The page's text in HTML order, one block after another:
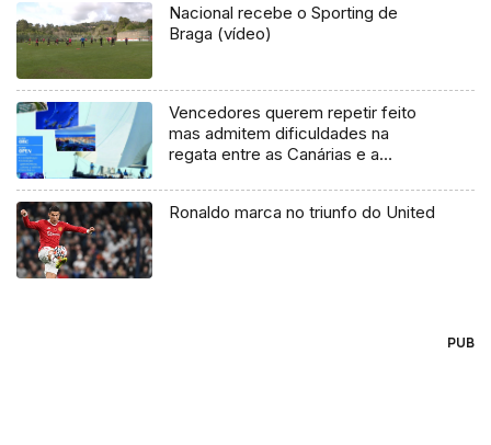
Nacional recebe o Sporting de
Braga (vídeo)
Vencedores querem repetir feito
mas admitem dificuldades na
regata entre as Canárias e a
Ronaldo marca no triunfo do United
PUB